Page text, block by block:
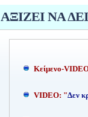
ΑΞΙΖΕΙ ΝΑ
Kείμενο-
VIDEO: "Δεν